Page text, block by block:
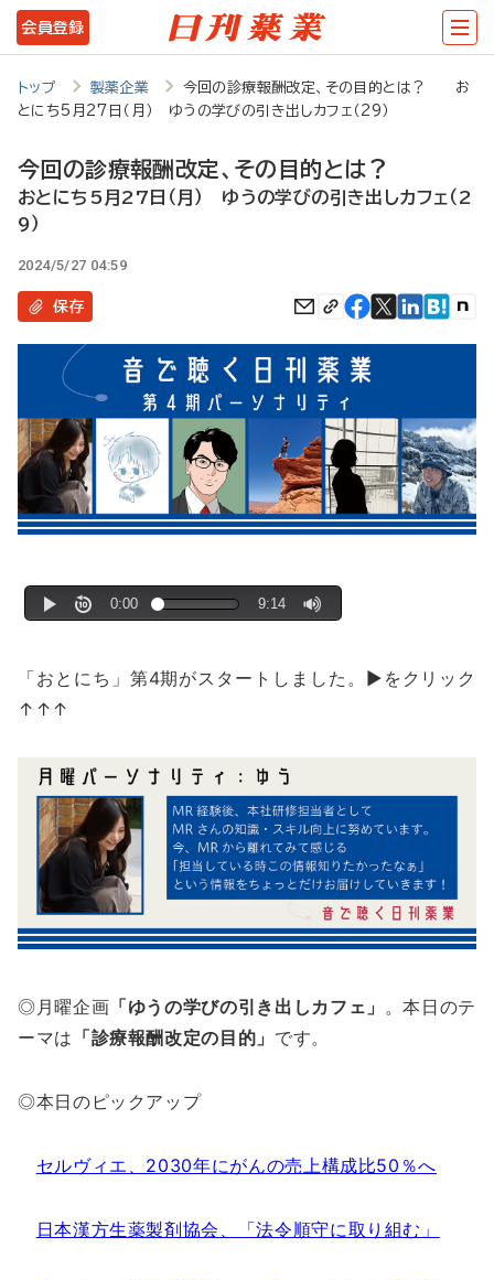
メ
イ
テ
ツ
に
会員登録
トップ 製薬企業
今回の診療報酬改定、その目的とは？ お
とにち5月27日（月） ゆうの学びの引き出しカフェ（29）
今回の診療報酬改定、その目的とは？
おとにち5月27日（月） ゆうの学びの引き出しカフェ（2
9）
2024/5/27 04:59
保存
「おとにち」第4期がスタートしました。▶をクリック
↑↑↑
◎月曜企画 「ゆうの学びの引き出しカフェ」 。本日のテ
ーマは 「診療報酬改定の目的」 です。
◎本日のピックアップ
セルヴィエ、2030年にがんの売上構成比50％へ
日本漢方生薬製剤協会、「法令順守に取り組む」